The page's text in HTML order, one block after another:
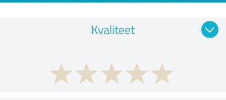
Kvaliteet